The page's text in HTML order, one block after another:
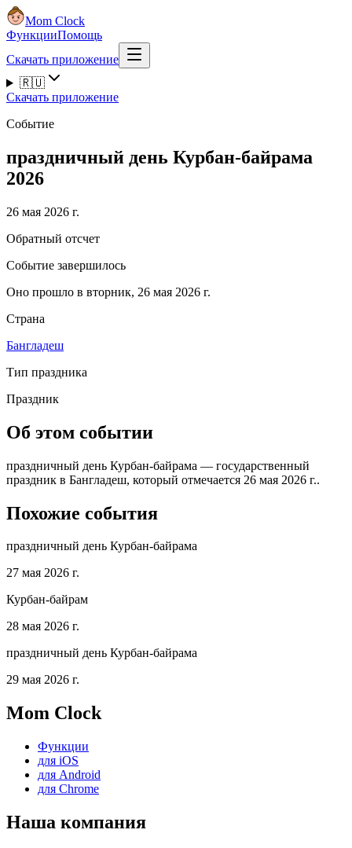
Mom Clock
ФункцииПомощь
Скачать приложение
🇷🇺
Скачать приложение
Событие
праздничный день Курбан-байрама
2026
26 мая 2026 г.
Обратный отсчет
Событие завершилось
Оно прошло в вторник, 26 мая 2026 г.
Страна
Бангладеш
Тип праздника
Праздник
Об этом событии
праздничный день Курбан-байрама — государственный
праздник в Бангладеш, который отмечается 26 мая 2026 г..
Похожие события
праздничный день Курбан-байрама
27 мая 2026 г.
Курбан-байрам
28 мая 2026 г.
праздничный день Курбан-байрама
29 мая 2026 г.
Mom Clock
Функции
для iOS
для Android
для Chrome
Наша компания